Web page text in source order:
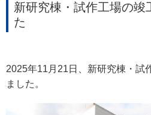
新研究棟・試作工場の竣
た
2025年11月21日、新研究棟・試
ました。